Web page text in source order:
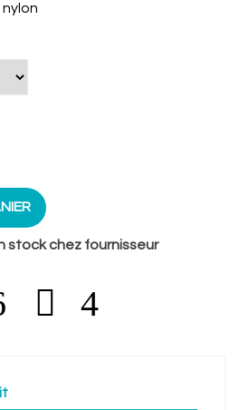
stock chez fournisseur